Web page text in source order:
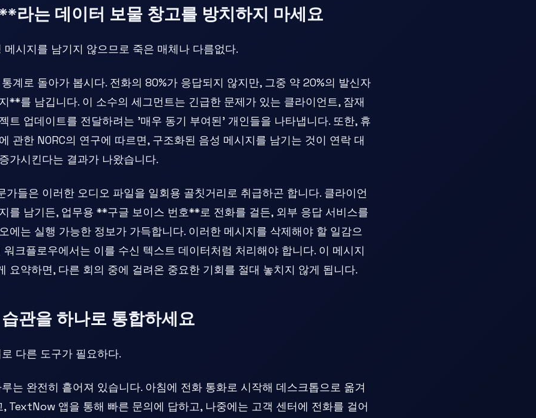
라는 데이터 보물 창고를 방치하지 마세요
메시지를 남기지 않으므로 죽은 매체나 다름없다.
계로 돌아가 봅시다. 전화의 80%가 응답되지 않지만, 그중 약 20%의 발신자
**를 남깁니다. 이 소수의 세그먼트는 긴급한 문제가 있는 클라이언트, 잠재
트 업데이트를 전달하려는 '매우 동기 부여된' 개인들을 나타냅니다. 또한, 휴
관한 NORC의 연구에 따르면, 구조화된 음성 메시지를 남기는 것이 연락 대
가시킨다는 결과가 나왔습니다.
가들은 이러한 오디오 파일을 일회용 골칫거리로 취급하곤 합니다. 클라이언
를 남기든, 업무용 **구글 보이스 번호**로 전화를 걸든, 외부 응답 서비스를
에는 실행 가능한 정보가 가득합니다. 이러한 메시지를 삭제해야 할 일감으
크플로우에서는 이를 수신 텍스트 데이터처럼 처리해야 합니다. 이 메시지
요약하면, 다른 회의 중에 걸려온 중요한 기회를 절대 놓치지 않게 됩니다.
관을 하나로 통합하세요
다른 도구가 필요하다.
는 완전히 흩어져 있습니다. 아침에 전화 통화로 시작해 데스크톱으로 옮겨
TextNow 앱을 통해 빠른 문의에 답하고, 나중에는 고객 센터에 전화를 걸어